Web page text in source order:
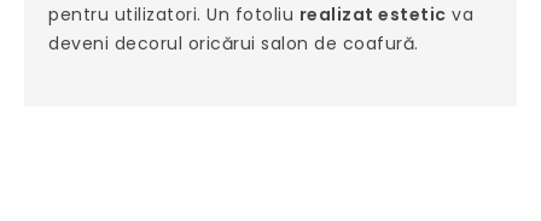
pentru utilizatori. Un fotoliu realizat estetic va
deveni decorul oricărui salon de coafură.